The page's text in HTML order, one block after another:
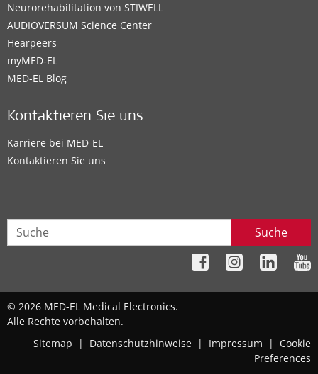
Neurorehabilitation von STIWELL
AUDIOVERSUM Science Center
Hearpeers
myMED‑EL
MED-EL Blog
Kontaktieren Sie uns
Karriere bei MED-EL
Kontaktieren Sie uns
Suche
© 2026 MED-EL Medical Electronics.
Alle Rechte vorbehalten.
Sitemap
| Datenschutzhinweise | Impressum | Cookie
Preferences